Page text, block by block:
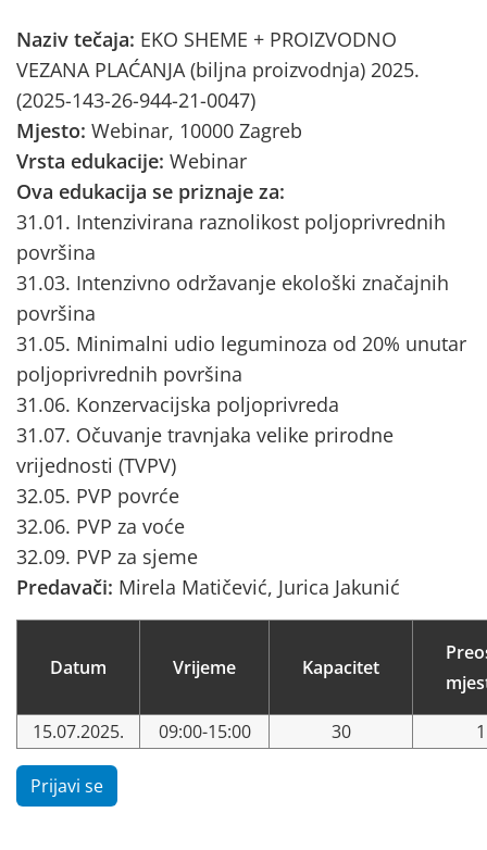
Naziv tečaja: EKO SHEME + PROIZVODNO
VEZANA PLAĆANJA (biljna proizvodnja) 2025.
(2025-143-26-944-21-0047)
Mjesto: Webinar, 10000 Zagreb
Vrsta edukacije: Webinar
Ova edukacija se priznaje za:
31.01. Intenzivirana raznolikost poljoprivrednih
površina
31.03. Intenzivno održavanje ekološki značajnih
površina
31.05. Minimalni udio leguminoza od 20% unutar
poljoprivrednih površina
31.06. Konzervacijska poljoprivreda
31.07. Očuvanje travnjaka velike prirodne
vrijednosti (TVPV)
32.05. PVP povrće
32.06. PVP za voće
32.09. PVP za sjeme
Predavači: Mirela Matičević, Jurica Jakunić
Datum Vrijeme Kapacitet
15.07.2025. 09:00-15:00 30
Prijavi se